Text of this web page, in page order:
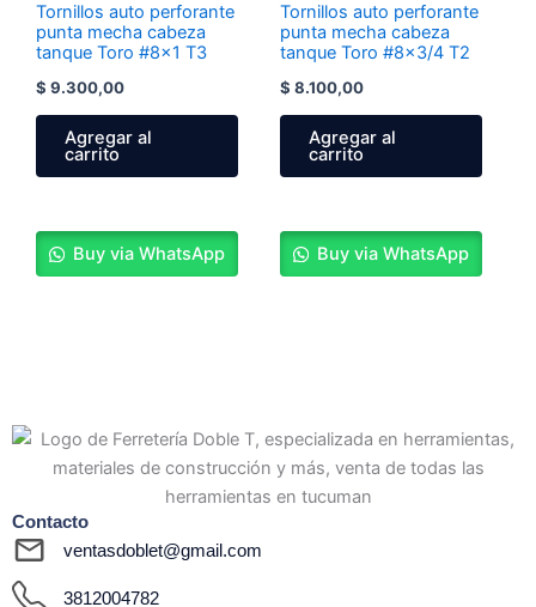
Tornillos auto perforante
punta mecha cabeza
tanque Toro #8×1 T3
$ 9.300,00
Agregar al
carrito
Buy via WhatsApp
Tornillos auto perforante
punta mecha cabeza
tanque Toro #8×3/4 T2
$ 8.100,00
Agregar al
carrito
Buy via WhatsApp
Contacto
ventasdoblet@gmail.com
3812004782